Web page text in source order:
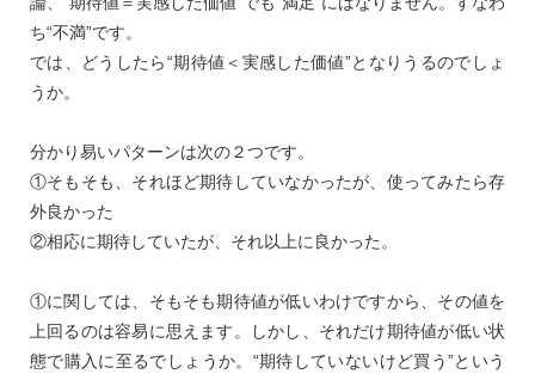
ち“不満”です。
では、どうしたら“期待値＜実感した価値”となりうるのでしょ
うか。
分かり易いパターンは次の２つです。
①そもそも、それほど期待していなかったが、使ってみたら存
外良かった
②相応に期待していたが、それ以上に良かった。
①に関しては、そもそも期待値が低いわけですから、その値を
上回るのは容易に思えます。しかし、それだけ期待値が低い状
態で購入に至るでしょうか。“期待していないけど買う”という